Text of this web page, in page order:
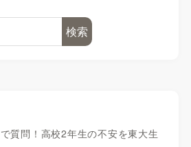
検索
質問！高校2年生の不安を東大生